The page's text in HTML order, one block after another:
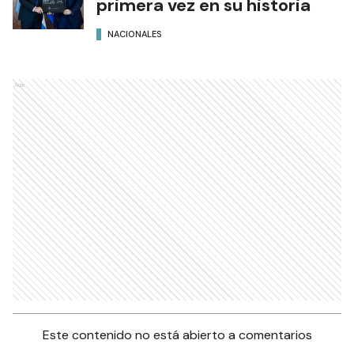
primera vez en su historia
NACIONALES
Ads
Este contenido no está abierto a comentarios